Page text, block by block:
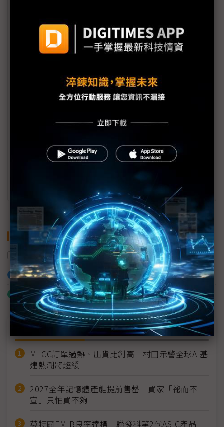
芮嘉瑋博士現任職財團法人中技社科技暨工程研
究中心主任，專注於科技、能源、產業、環境、
執行長室、電子與光電研究所專利副主委以及光
財產權管理與經營策略、專利的商業化與貨幣化
關鍵字
AI
加入已選取到「關鍵字追蹤」
什麼是「關鍵字追蹤」
近７天熱門報導
MLCC訂單過熱、出貨比創高 村田示警全球AI基
建熱潮將趨緩
2027全年記憶體產能提前售罄 買家「祕而不
宣」只怕買不夠
英特爾EMIB良率達標 聯發科第2代ASIC產品